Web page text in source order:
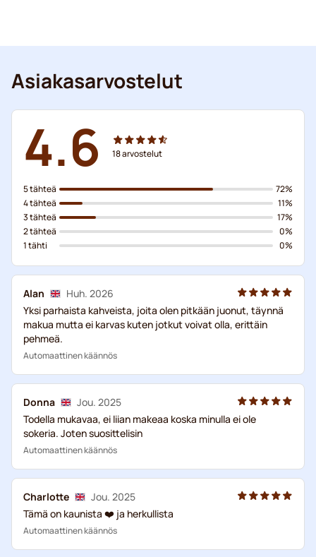
Asiakasarvostelut
4.6 18arvostelut
5 tähteä
4 tähteä
3 tähteä
2 tähteä
1 tähti
72%
11%
17%
0%
0%
Alan
Huh. 2026
Yksi parhaista kahveista, joita olen pitkään juonut, täynnä
makua mutta ei karvas kuten jotkut voivat olla, erittäin
pehmeä.
Automaattinen käännös
Donna
Jou. 2025
Todella mukavaa, ei liian makeaa koska minulla ei ole
sokeria. Joten suosittelisin
Automaattinen käännös
Charlotte
Jou. 2025
Tämä on kaunista ❤️ ja herkullista
Automaattinen käännös